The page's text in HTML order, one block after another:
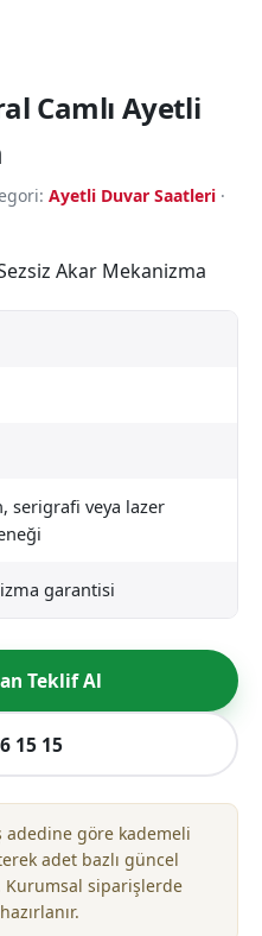
Camlı Ayetli
Ayetli Duvar Saatleri ·
Akar Mekanizma
serigrafi veya lazer
garantisi
Teklif Al
15 15
adedine göre kademeli
adet bazlı güncel
siparişlerde